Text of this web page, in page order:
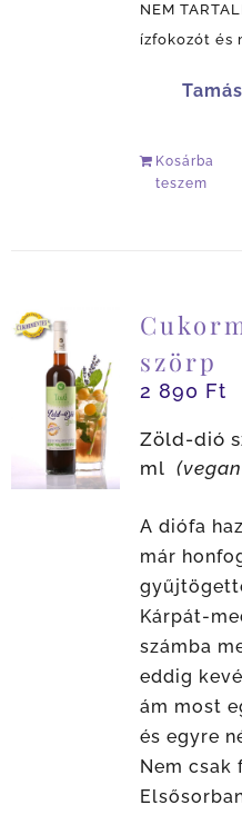
NEM
ízfokozót és
Kosárba
teszem
szörp
2 890 Ft
Zöld-dió
ml
A diófa
már
Kárpát-
számba
eddig
ám most
és egyre
Nem csak